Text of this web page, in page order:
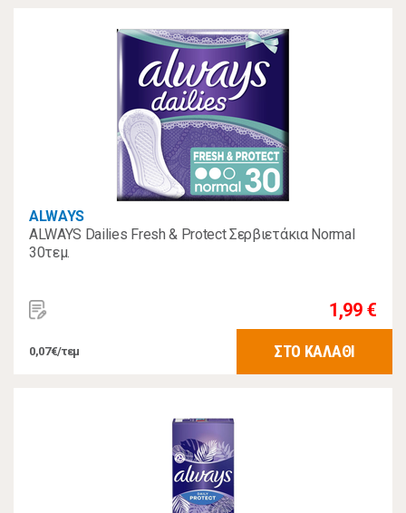
ALWAYS
ALWAYS Dailies Fresh & Protect Σερβιετάκια Normal
30τεμ.
1,99 €
0,07€/τεμ ΣΤΟ ΚΑΛΑΘΙ